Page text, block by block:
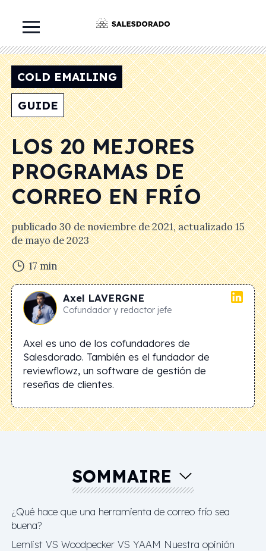
COLD EMAILING
GUIDE
LOS 20 MEJORES
PROGRAMAS DE
CORREO EN FRÍO
publicado30 de noviembre de 2021, actualizado15
de mayo de 2023
17 min
Axel LAVERGNE
Cofundador y redactor jefe
Axel es uno de los cofundadores de
Salesdorado. También es el fundador de
reviewflowz, un software de gestión de
reseñas de clientes.
SOMMAIRE
¿Qué hace que una herramienta de correo frío sea
buena?
Lemlist VS Woodpecker VS YAAM Nuestra opinión